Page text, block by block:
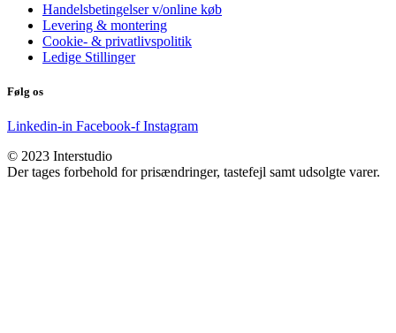
Handelsbetingelser v/online køb
Levering & montering
Cookie- & privatlivspolitik
Ledige Stillinger
Følg os
Linkedin-in Facebook-f Instagram
© 2023 Interstudio
Der tages forbehold for prisændringer, tastefejl samt udsolgte varer.